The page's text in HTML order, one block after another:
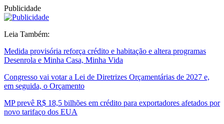
Publicidade
Leia Também:
Medida provisória reforça crédito e habitação e altera programas
Desenrola e Minha Casa, Minha Vida
Congresso vai votar a Lei de Diretrizes Orçamentárias de 2027 e,
em seguida, o Orçamento
MP prevê R$ 18,5 bilhões em crédito para exportadores afetados por
novo tarifaço dos EUA